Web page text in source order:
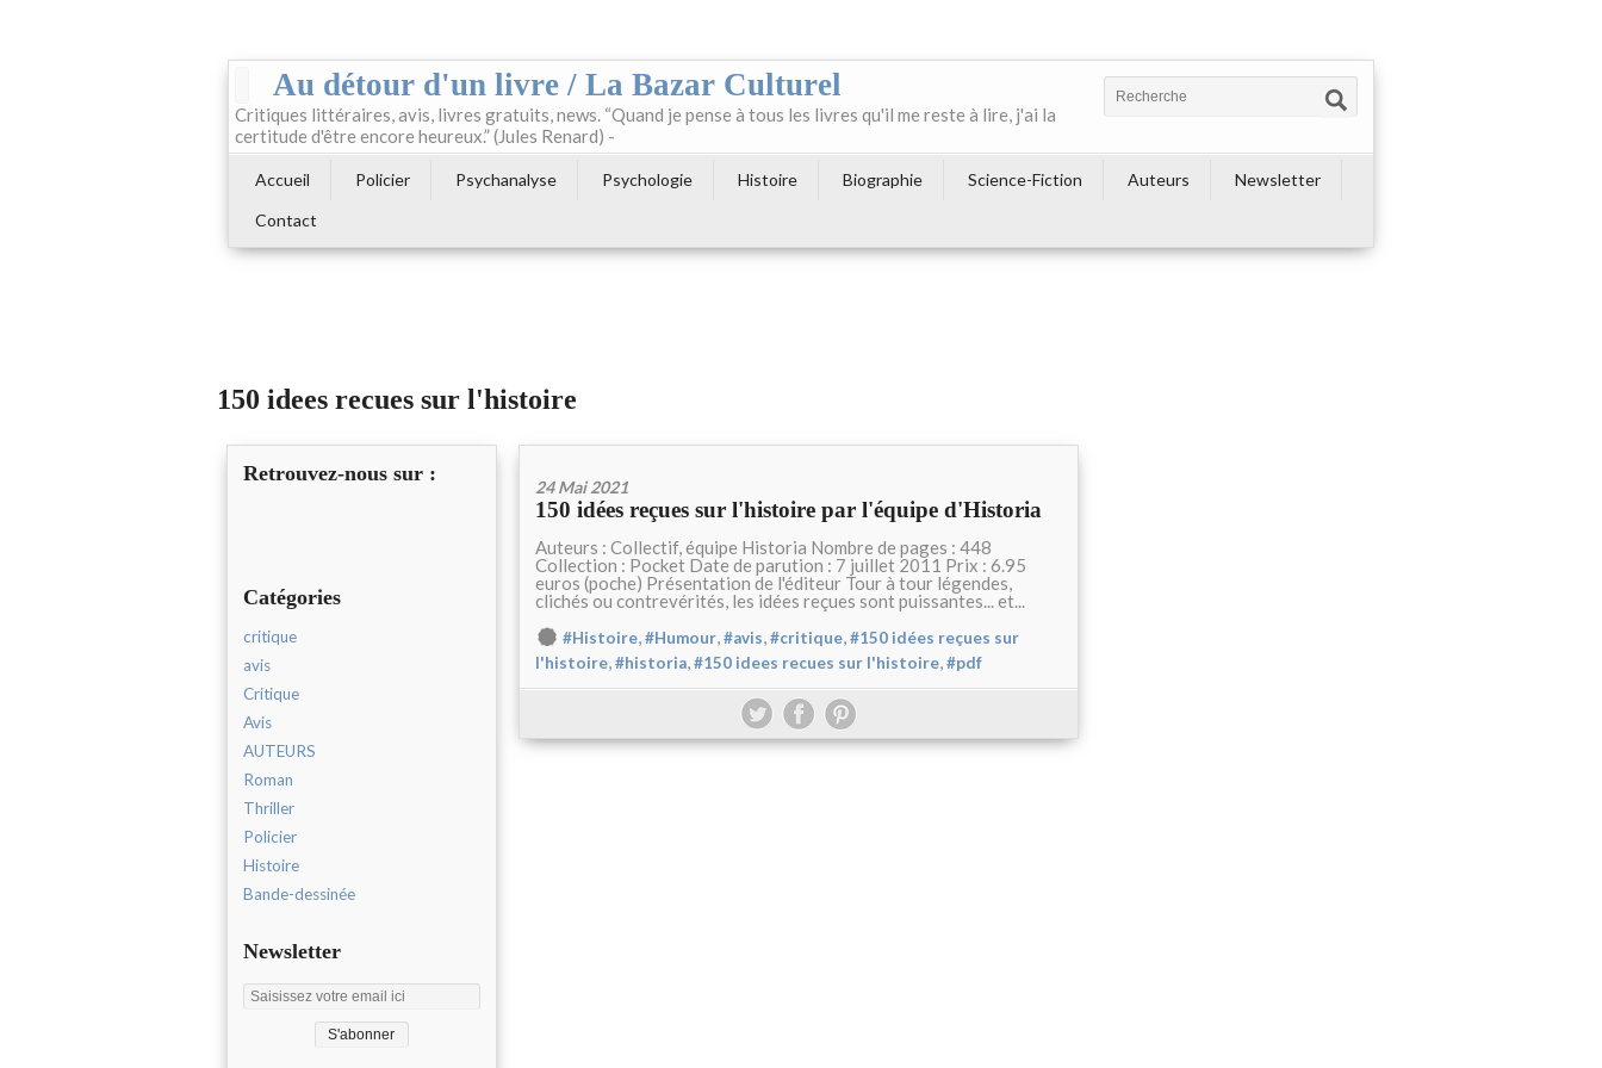
Au détour d'un livre / La Bazar Culturel
Critiques littéraires, avis, livres gratuits, news. “Quand je pense à tous les livres qu'il me reste à lire, j'ai la
certitude d'être encore heureux.” (Jules Renard) -
Accueil Policier Psychanalyse Psychologie Histoire Biographie Science-Fiction Auteurs
Newsletter
Contact
150 idees recues sur l'histoire
Retrouvez-nous sur :
Catégories
critique
avis
Critique
Avis
AUTEURS
Roman
Thriller
Policier
Histoire
Bande-dessinée
Newsletter
24 Mai 2021
150 idées reçues sur l'histoire par l'équipe d'Historia
Auteurs : Collectif, équipe Historia Nombre de pages : 448
Collection : Pocket Date de parution : 7 juillet 2011 Prix : 6.95
euros (poche) Présentation de l'éditeur Tour à tour légendes,
clichés ou contrevérités, les idées reçues sont puissantes... et...
#Histoire,#Humour,#avis,#critique,#150 idées reçues sur
l'histoire,#historia,#150 idees recues sur l'histoire,#pdf